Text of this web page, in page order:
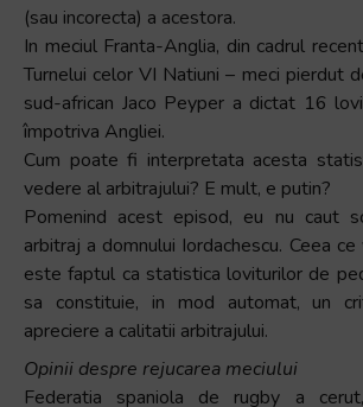
(sau incorecta) a acestora.
In meciul Franta-Anglia, din cadrul
Turnelui celor VI Natiuni – meci pierdut
sud-african Jaco Peyper a dictat 16
împotriva Angliei.
Cum poate fi interpretata acesta
vedere al arbitrajului? E mult, e putin?
Pomenind acest episod, eu nu caut
arbitraj a domnului Iordachescu. Ceea
este faptul ca statistica loviturilor de
sa constituie, in mod automat, un
apreciere a calitatii arbitrajului.
Opinii despre rejucarea meciului
Federatia spaniola de rugby a